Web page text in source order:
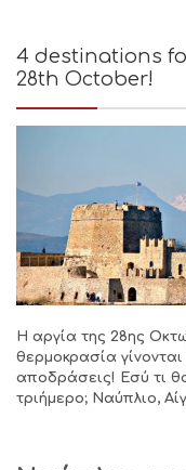
4 destinations
28th October!
Η αργία της 28ης
θερμοκρασία γίνονται
αποδράσεις! Εσύ τι θα
τριήμερο; Ναύπλιο,